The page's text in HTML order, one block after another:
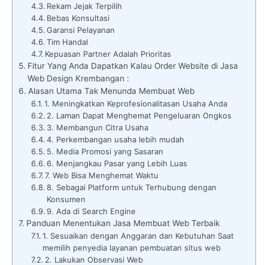
Rekam Jejak Terpilih
Bebas Konsultasi
Garansi Pelayanan
Tim Handal
Kepuasan Partner Adalah Prioritas
Fitur Yang Anda Dapatkan Kalau Order Website di Jasa
Web Design Krembangan :
Alasan Utama Tak Menunda Membuat Web
1. Meningkatkan Keprofesionalitasan Usaha Anda
2. Laman Dapat Menghemat Pengeluaran Ongkos
3. Membangun Citra Usaha
4. Perkembangan usaha lebih mudah
5. Media Promosi yang Sasaran
6. Menjangkau Pasar yang Lebih Luas
7. Web Bisa Menghemat Waktu
8. Sebagai Platform untuk Terhubung dengan
Konsumen
9. Ada di Search Engine
Panduan Menentukan Jasa Membuat Web Terbaik
1. Sesuaikan dengan Anggaran dan Kebutuhan Saat
memilih penyedia layanan pembuatan situs web
2. Lakukan Observasi Web